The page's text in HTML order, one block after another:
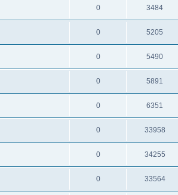
0 3484
0 5205
0 5490
0 5891
0 6351
0 33958
0 34255
0 33564